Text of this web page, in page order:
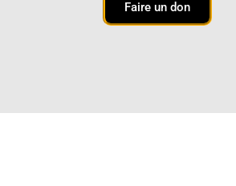
Faire un don